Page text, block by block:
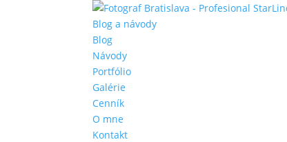
Blog a návody
Blog
Návody
Portfólio
Galérie
Cenník
O mne
Kontakt